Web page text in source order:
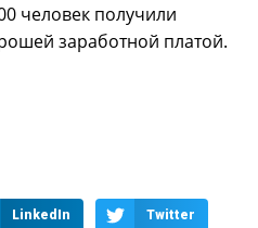
человек получили
заработной платой.
LinkedIn Twitter